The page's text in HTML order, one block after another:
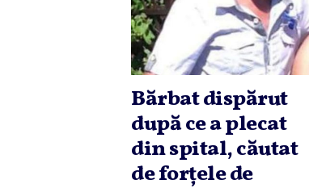
Bărbat dispărut
după ce a plecat
din spital, căutat
de forţele de